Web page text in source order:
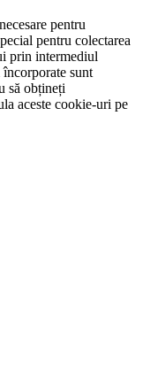
pentru
pentru colectarea
prin intermediul
sunt
să obțineți
aceste cookie-uri pe